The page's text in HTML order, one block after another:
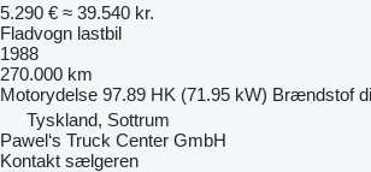
5.290 € ≈ 39.540 kr.
Fladvogn lastbil
1988
270.000 km
Motorydelse 97.89 HK (71.95 kW) Brændstof
Tyskland, Sottrum
Pawel‘s Truck Center GmbH
Kontakt sælgeren